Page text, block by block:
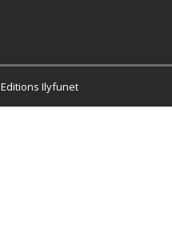
Editions Ilyfunet